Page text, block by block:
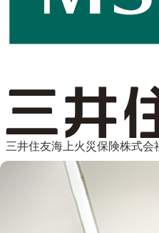
三井住友海上火災保険株式会